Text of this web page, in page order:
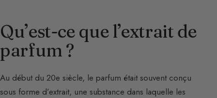
Qu’est-ce que l’extrait de
parfum ?
Au début du 20e siècle, le parfum était souvent conçu
sous forme d’extrait, une substance dans laquelle les